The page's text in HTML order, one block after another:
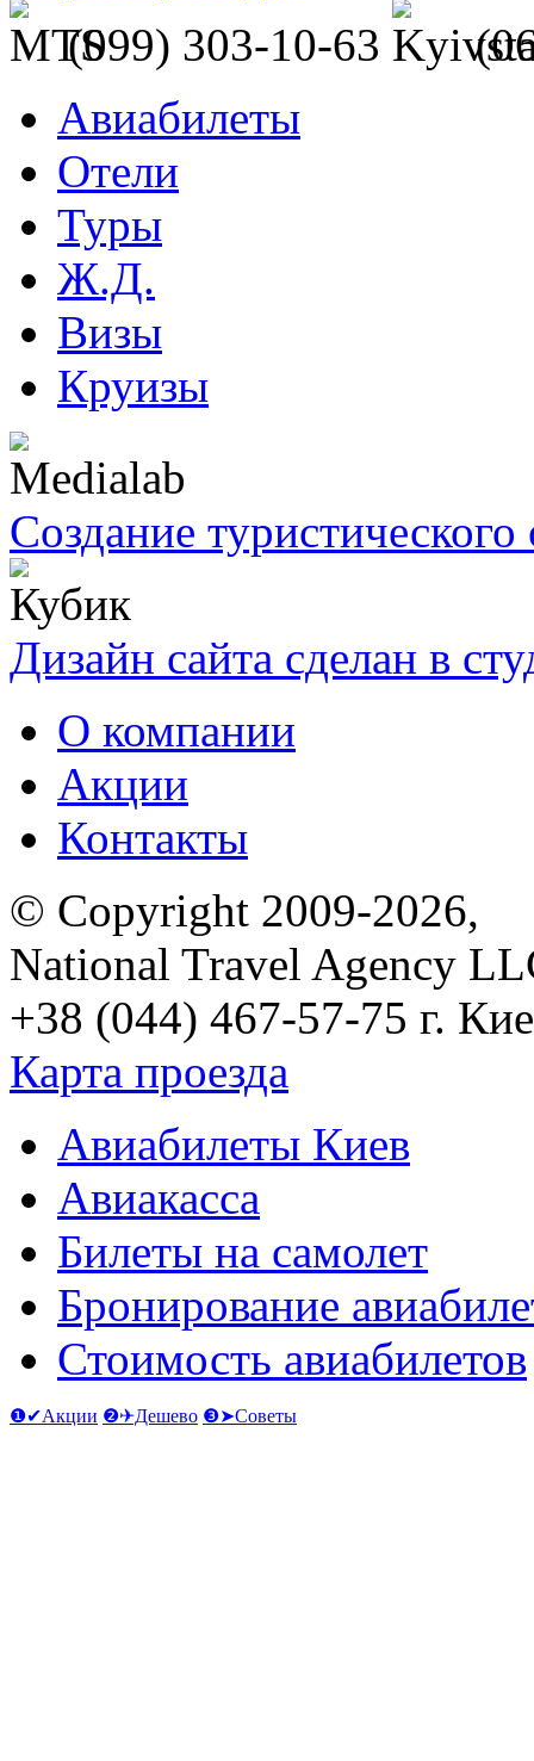
(099) 303-10-63
Авиабилеты
Отели
Туры
Ж.Д.
Визы
Круизы
Создание туристического
Дизайн сайта сделан в
О компании
Акции
Контакты
© Copyright 2009-2026,
National Travel Agency
+38 (044) 467-57-75 г.
Карта проезда
Авиабилеты Киев
Авиакасса
Билеты на самолет
Бронирование
Стоимость авиабилетов
❶✔Акции ❷✈Дешево ❸➤Советы